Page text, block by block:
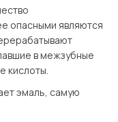
опасными являются
в межзубные
кислоты.
эмаль, самую